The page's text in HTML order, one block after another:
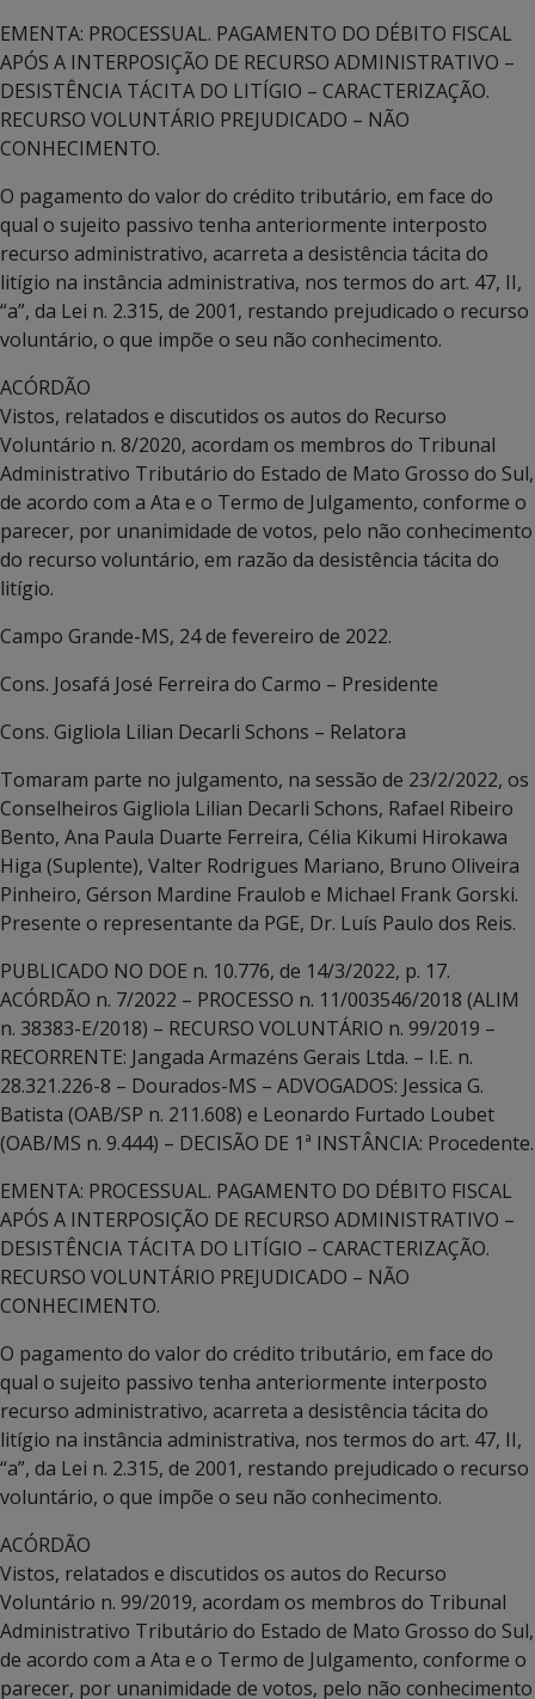
EMENTA: PROCESSUAL. PAGAMENTO DO DÉBITO FISCAL
APÓS A INTERPOSIÇÃO DE RECURSO ADMINISTRATIVO –
DESISTÊNCIA TÁCITA DO LITÍGIO – CARACTERIZAÇÃO.
RECURSO VOLUNTÁRIO PREJUDICADO – NÃO
CONHECIMENTO.
O pagamento do valor do crédito tributário, em face do
qual o sujeito passivo tenha anteriormente interposto
recurso administrativo, acarreta a desistência tácita do
litígio na instância administrativa, nos termos do art. 47, II,
“a”, da Lei n. 2.315, de 2001, restando prejudicado o recurso
voluntário, o que impõe o seu não conhecimento.
ACÓRDÃO
Vistos, relatados e discutidos os autos do Recurso
Voluntário n. 8/2020, acordam os membros do Tribunal
Administrativo Tributário do Estado de Mato Grosso do Sul,
de acordo com a Ata e o Termo de Julgamento, conforme o
parecer, por unanimidade de votos, pelo não conhecimento
do recurso voluntário, em razão da desistência tácita do
litígio.
Campo Grande-MS, 24 de fevereiro de 2022.
Cons. Josafá José Ferreira do Carmo – Presidente
Cons. Gigliola Lilian Decarli Schons – Relatora
Tomaram parte no julgamento, na sessão de 23/2/2022, os
Conselheiros Gigliola Lilian Decarli Schons, Rafael Ribeiro
Bento, Ana Paula Duarte Ferreira, Célia Kikumi Hirokawa
Higa (Suplente), Valter Rodrigues Mariano, Bruno Oliveira
Pinheiro, Gérson Mardine Fraulob e Michael Frank Gorski.
Presente o representante da PGE, Dr. Luís Paulo dos Reis.
PUBLICADO NO DOE n. 10.776, de 14/3/2022, p. 17.
ACÓRDÃO n. 7/2022 – PROCESSO n. 11/003546/2018 (ALIM
n. 38383-E/2018) – RECURSO VOLUNTÁRIO n. 99/2019 –
RECORRENTE: Jangada Armazéns Gerais Ltda. – I.E. n.
28.321.226-8 – Dourados-MS – ADVOGADOS: Jessica G.
Batista (OAB/SP n. 211.608) e Leonardo Furtado Loubet
(OAB/MS n. 9.444) – DECISÃO DE 1ª INSTÂNCIA: Procedente.
EMENTA: PROCESSUAL. PAGAMENTO DO DÉBITO FISCAL
APÓS A INTERPOSIÇÃO DE RECURSO ADMINISTRATIVO –
DESISTÊNCIA TÁCITA DO LITÍGIO – CARACTERIZAÇÃO.
RECURSO VOLUNTÁRIO PREJUDICADO – NÃO
CONHECIMENTO.
O pagamento do valor do crédito tributário, em face do
qual o sujeito passivo tenha anteriormente interposto
recurso administrativo, acarreta a desistência tácita do
litígio na instância administrativa, nos termos do art. 47, II,
“a”, da Lei n. 2.315, de 2001, restando prejudicado o recurso
voluntário, o que impõe o seu não conhecimento.
ACÓRDÃO
Vistos, relatados e discutidos os autos do Recurso
Voluntário n. 99/2019, acordam os membros do Tribunal
Administrativo Tributário do Estado de Mato Grosso do Sul,
de acordo com a Ata e o Termo de Julgamento, conforme o
parecer, por unanimidade de votos, pelo não conhecimento